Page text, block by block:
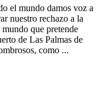
el mundo damos voz a
nuestro rechazo a la
que pretende
de Las Palmas de
como ...